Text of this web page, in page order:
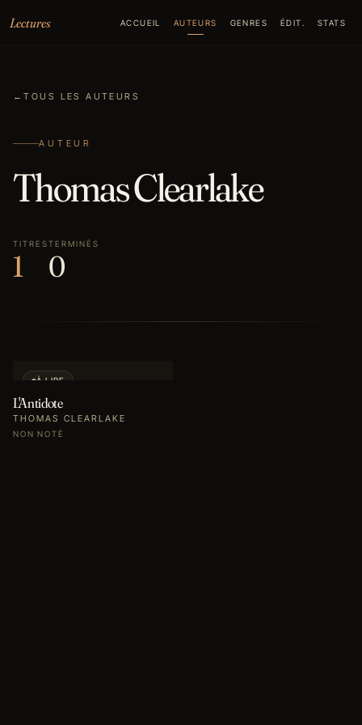
Lectures
ACCUEIL AUTEURS GENRES ÉDIT. STATS
←TOUS LES AUTEURS
AUTEUR
Thomas Clearlake
TITRES
1
TERMINÉS
0
À LIRE
L'Antidote
THOMAS CLEARLAKE
NON NOTÉ